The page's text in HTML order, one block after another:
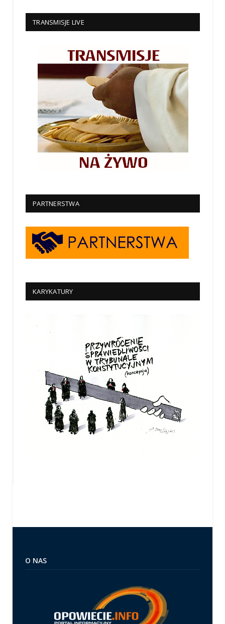
TRANSMISJE LIVE
PARTNERSTWA
KARYKATURY
O NAS